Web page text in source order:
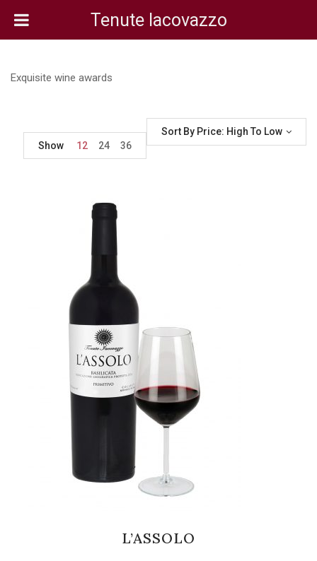
Exquisite wine awards
Sort By Price: High To Low
Show
12 24 36
L’ASSOLO
Tenute Iacovazzo